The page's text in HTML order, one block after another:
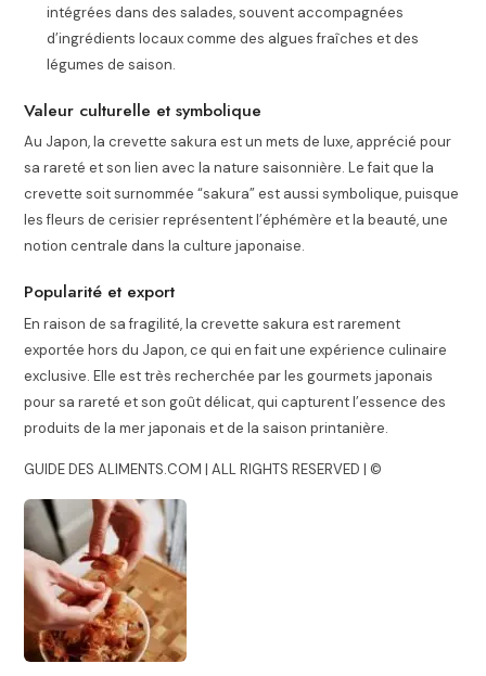
intégrées dans des salades, souvent accompagnées
d’ingrédients locaux comme des algues fraîches et des
légumes de saison.
Valeur culturelle et symbolique
Au Japon, la crevette sakura est un mets de luxe, apprécié pour
sa rareté et son lien avec la nature saisonnière. Le fait que la
crevette soit surnommée “sakura” est aussi symbolique, puisque
les fleurs de cerisier représentent l’éphémère et la beauté, une
notion centrale dans la culture japonaise.
Popularité et export
En raison de sa fragilité, la crevette sakura est rarement
exportée hors du Japon, ce qui en fait une expérience culinaire
exclusive. Elle est très recherchée par les gourmets japonais
pour sa rareté et son goût délicat, qui capturent l’essence des
produits de la mer japonais et de la saison printanière.
GUIDE DES ALIMENTS.COM | ALL RIGHTS RESERVED | ©